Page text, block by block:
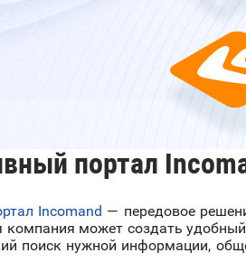
портал
Incomand — передовое
компания может создать
поиск нужной информации,